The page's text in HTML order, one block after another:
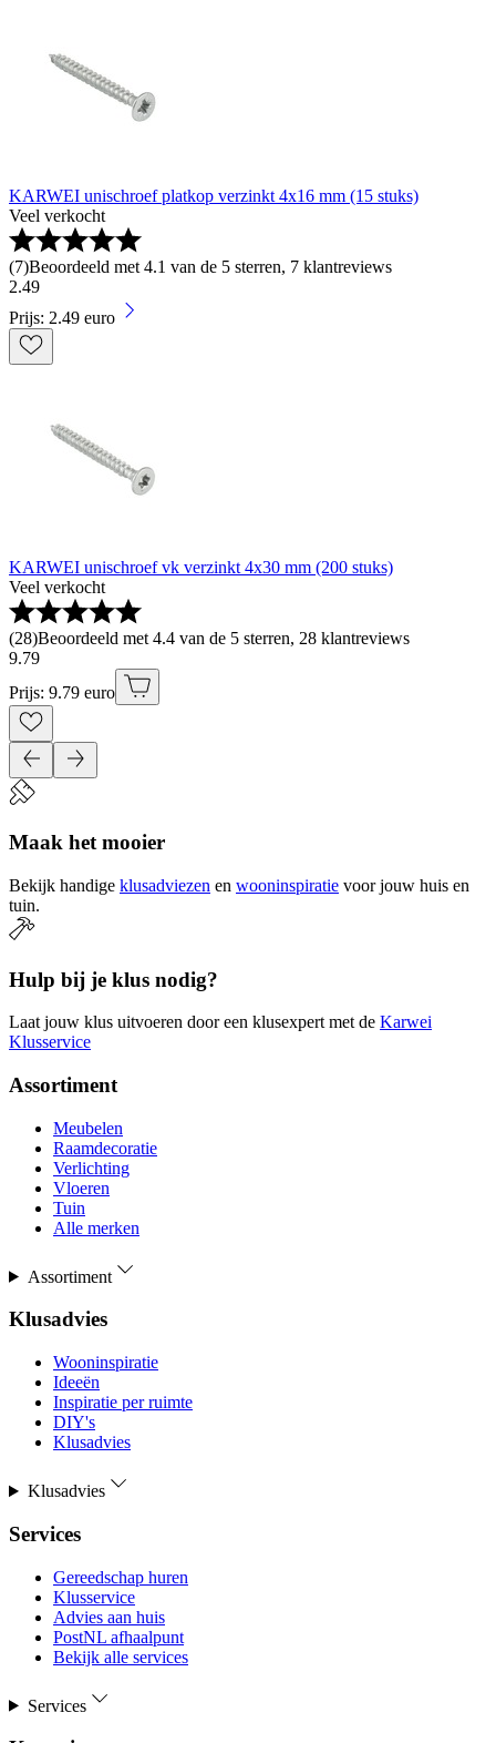
KARWEI unischroef platkop verzinkt 4x16 mm (15 stuks)
Veel verkocht
(7)Beoordeeld met 4.1 van de 5 sterren, 7 klantreviews
2.49
Prijs: 2.49 euro
KARWEI unischroef vk verzinkt 4x30 mm (200 stuks)
Veel verkocht
(28)Beoordeeld met 4.4 van de 5 sterren, 28 klantreviews
9.79
Prijs: 9.79 euro
Maak het mooier
Bekijk handige klusadviezen en wooninspiratie voor jouw huis en
tuin.
Hulp bij je klus nodig?
Laat jouw klus uitvoeren door een klusexpert met de Karwei
Klusservice
Assortiment
Meubelen
Raamdecoratie
Verlichting
Vloeren
Tuin
Alle merken
Assortiment
Klusadvies
Wooninspiratie
Ideeën
Inspiratie per ruimte
DIY's
Klusadvies
Klusadvies
Services
Gereedschap huren
Klusservice
Advies aan huis
PostNL afhaalpunt
Bekijk alle services
Services